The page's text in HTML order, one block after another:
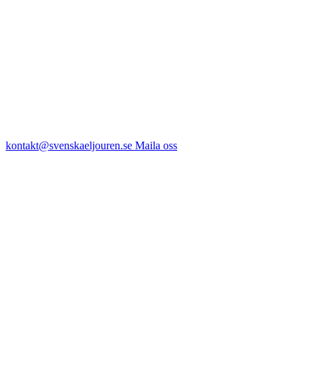
kontakt@svenskaeljouren.se Maila oss